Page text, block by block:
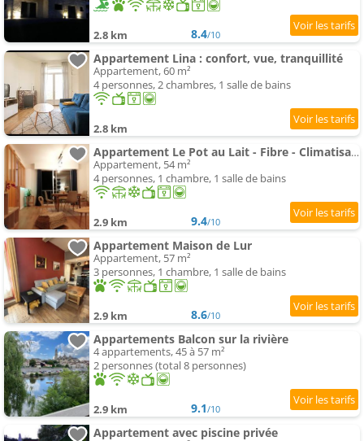
2.8 km 8.4/10
Appartement Lina : confort, vue, tranquillité
Appartement, 60 m²
4 personnes, 2 chambres, 1 salle de bains
2.8 km
Appartement Le Pot au Lait - Fibre - Climatisation
Appartement, 54 m²
4 personnes, 1 chambre, 1 salle de bains
2.9 km 9.4/10
Appartement Maison de Lur
Appartement, 57 m²
3 personnes, 1 chambre, 1 salle de bains
2.9 km 8.6/10
Appartements Balcon sur la rivière
4 appartements, 45 à 57 m²
2 personnes (total 8 personnes)
2.9 km 9.1/10
Appartement avec piscine privée